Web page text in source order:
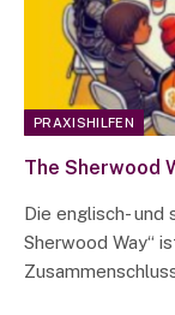
PRAXISHILFEN
The Sherwood
Die englisch- und
Sherwood Way“